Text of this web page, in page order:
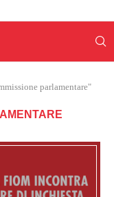
parlamentare"